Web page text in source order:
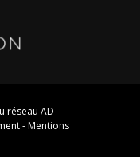
réseau AD
-Mentions